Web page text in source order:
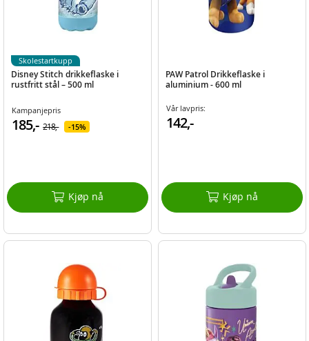
Disney Stitch drikkeflaske i
rustfritt stål – 500 ml
Kampanjepris
185,- 218,- 15%
Kjøp nå
Skolestartkupp
PAW Patrol Drikkeflaske i
aluminium - 600 ml
Vår lavpris:
142,-
Kjøp nå